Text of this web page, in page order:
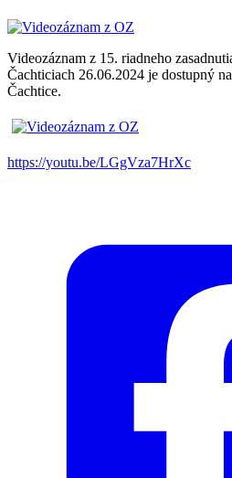
Videozáznam z 15. riadneho
Čachticiach 26.06.2024 je dostupný
Čachtice.
https://youtu.be/LGgVza7HrXc